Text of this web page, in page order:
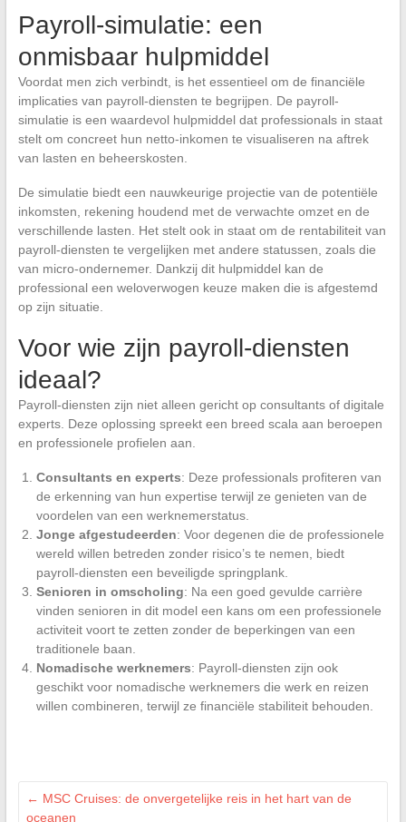
Payroll-simulatie: een
onmisbaar hulpmiddel
Voordat men zich verbindt, is het essentieel om de financiële
implicaties van payroll-diensten te begrijpen. De payroll-
simulatie is een waardevol hulpmiddel dat professionals in staat
stelt om concreet hun netto-inkomen te visualiseren na aftrek
van lasten en beheerskosten.
De simulatie biedt een nauwkeurige projectie van de potentiële
inkomsten, rekening houdend met de verwachte omzet en de
verschillende lasten. Het stelt ook in staat om de rentabiliteit van
payroll-diensten te vergelijken met andere statussen, zoals die
van micro-ondernemer. Dankzij dit hulpmiddel kan de
professional een weloverwogen keuze maken die is afgestemd
op zijn situatie.
Voor wie zijn payroll-diensten
ideaal?
Payroll-diensten zijn niet alleen gericht op consultants of digitale
experts. Deze oplossing spreekt een breed scala aan beroepen
en professionele profielen aan.
Consultants en experts: Deze professionals profiteren van
de erkenning van hun expertise terwijl ze genieten van de
voordelen van een werknemerstatus.
Jonge afgestudeerden: Voor degenen die de professionele
wereld willen betreden zonder risico’s te nemen, biedt
payroll-diensten een beveiligde springplank.
Senioren in omscholing: Na een goed gevulde carrière
vinden senioren in dit model een kans om een professionele
activiteit voort te zetten zonder de beperkingen van een
traditionele baan.
Nomadische werknemers: Payroll-diensten zijn ook
geschikt voor nomadische werknemers die werk en reizen
willen combineren, terwijl ze financiële stabiliteit behouden.
← MSC Cruises: de onvergetelijke reis in het hart van de
oceanen